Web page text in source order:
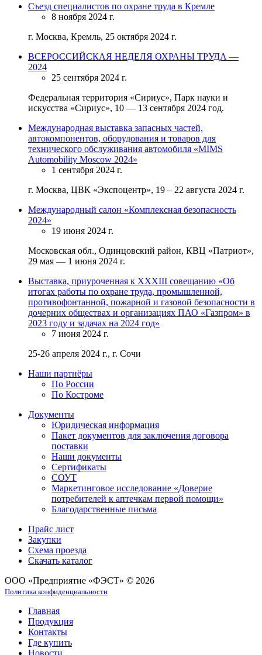
Съезд специалистов по охране труда в Кремле
8 ноября 2024 г.
г. Москва, Кремль, 25 октября 2024 г.
ВСЕРОССИЙСКАЯ НЕДЕЛЯ ОХРАНЫ ТРУДА —
2024
25 сентября 2024 г.
Федеральная территория «Сириус», Парк науки и
искусства «Сириус», 10 — 13 сентября 2024 год.
Международная выставка запасных частей,
автокомпонентов, оборудования и товаров для
технического обслуживания автомобиля «MIMS
Automobility Moscow 2024»
1 сентября 2024 г.
г. Москва, ЦВК «Экспоцентр», 19 – 22 августа 2024 г.
Международный салон «Комплексная безопасность
2024»
19 июня 2024 г.
Московская обл., Одинцовский район, КВЦ «Патриот»,
29 мая — 1 июня 2024 г.
Выставка, приуроченная к XXXIII совещанию «Об
итогах работы по охране труда, промышленной,
противофонтанной, пожарной и газовой безопасности в
дочерних обществах и организациях ПАО «Газпром» в
2023 году и задачах на 2024 год»
7 июня 2024 г.
25-26 апреля 2024 г., г. Сочи
Наши партнёры
По России
По Костроме
Документы
Юридическая информация
Пакет документов для заключения договора
поставки
Наши документы
Сертификаты
СОУТ
Маркетинговое исследование «Доверие
потребителей к аптечкам первой помощи»
Благодарственные письма
Прайс лист
Закупки
Схема проезда
Скачать каталог
ООО «Предприятие «ФЭСТ» © 2026
Политика конфиденциальности
Главная
Продукция
Контакты
Где купить
Новости